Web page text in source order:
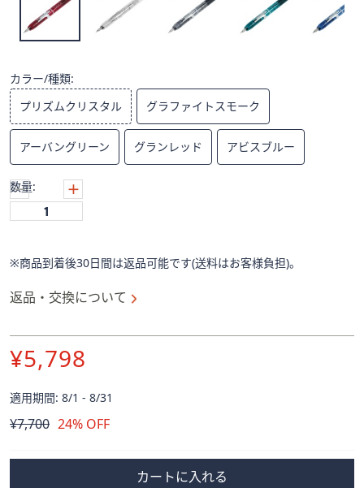
ス
イ
プ
し
て
閲
覧
で
き
す。
カラー/種類:
プリズムクリスタル
グラファイトスモーク
アーバングリーン グランレッド アビスブルー
数量:
※商品到着後30日間は返品可能です(送料はお客様負担)。
返品・交換について
¥5,798
適用期間: 8/1 - 8/31
削
¥7,700 24% OFF
カートに入れる